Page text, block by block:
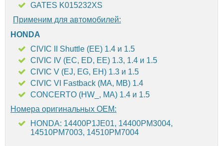
GATES K015232XS
Применим для автомобилей:
HONDA
CIVIC II Shuttle (EE) 1.4 и 1.5
CIVIC IV (EC, ED, EE) 1.3, 1.4 и 1.5
CIVIC V (EJ, EG, EH) 1.3 и 1.5
CIVIC VI Fastback (MA, MB) 1.4
CONCERTO (HW_, MA) 1.4 и 1.5
Номера оригинальных OEM:
HONDA: 14400P1JE01, 14400PM3004,
14510PM7003, 14510PM7004